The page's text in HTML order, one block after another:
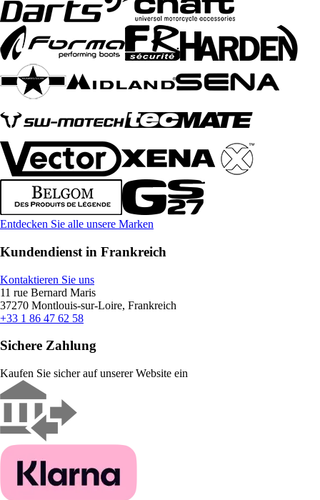
Entdecken Sie alle unsere Marken
Kundendienst in Frankreich
Kontaktieren Sie uns
11 rue Bernard Maris
37270 Montlouis-sur-Loire, Frankreich
+33 1 86 47 62 58
Sichere Zahlung
Kaufen Sie sicher auf unserer Website ein